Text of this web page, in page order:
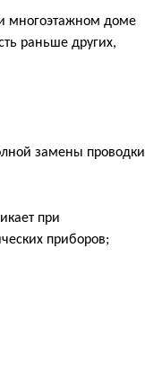
многоэтажном доме
раньше других,
замены проводки
при
приборов;